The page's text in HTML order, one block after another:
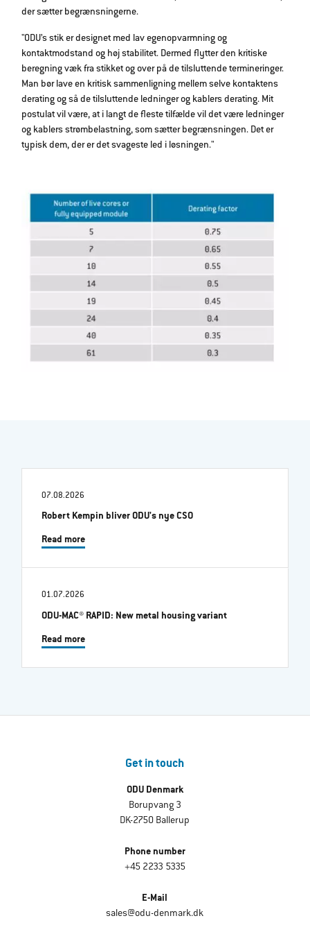
der sætter begrænsningerne.
"ODU’s stik er designet med lav egenopvarmning og
kontaktmodstand og høj stabilitet. Dermed flytter den kritiske
beregning væk fra stikket og over på de tilsluttende termineringer.
Man bør lave en kritisk sammenligning mellem selve kontaktens
derating og så de tilsluttende ledninger og kablers derating. Mit
postulat vil være, at i langt de fleste tilfælde vil det være ledninger
og kablers strømbelastning, som sætter begrænsningen. Det er
typisk dem, der er det svageste led i løsningen."
07.08.2026
Robert Kempin bliver ODU's nye CSO
Read more
01.07.2026
ODU-MAC® RAPID: New metal housing variant
Read more
Get in touch
ODU Denmark
Borupvang 3
DK-2750 Ballerup
Phone number
+45 2233 5335
E-Mail
sales@odu-denmark.dk